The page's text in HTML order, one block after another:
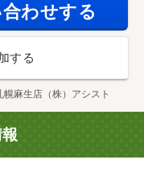
０ｍ／札幌市立山鼻
貸戸数:11戸
わせする
する
麻生店（株）アシスト